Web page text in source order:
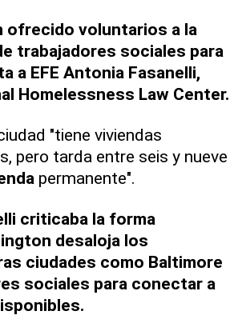
ofrecido voluntarios a la
trabajadores sociales para
a EFE Antonia Fasanelli,
Homelessness Law Center.
"tiene viviendas
pero tarda entre seis y nueve
permanente".
criticaba la forma
desaloja los
ciudades como Baltimore
sociales para conectar a